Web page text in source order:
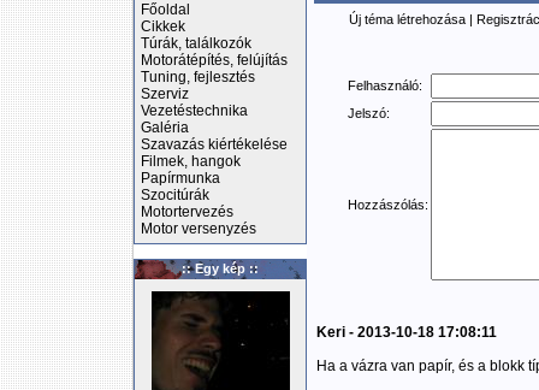
Főoldal
Cikkek
Túrák, találkozók
Motorátépítés, felújítás
Tuning, fejlesztés
Szerviz
Vezetéstechnika
Galéria
Szavazás kiértékelése
Filmek, hangok
Papírmunka
Szocitúrák
Motortervezés
Motor versenyzés
:: Egy kép ::
Új téma létrehozása |
Felhasználó:
Jelszó:
Hozzászólás:
Keri - 2013-10-18 17:08:11
Ha a vázra van papír, és a blokk